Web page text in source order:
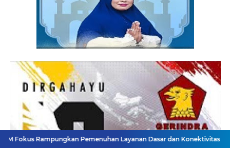
Pemenuhan Layanan Dasar dan Konektivitas Wilayah pada